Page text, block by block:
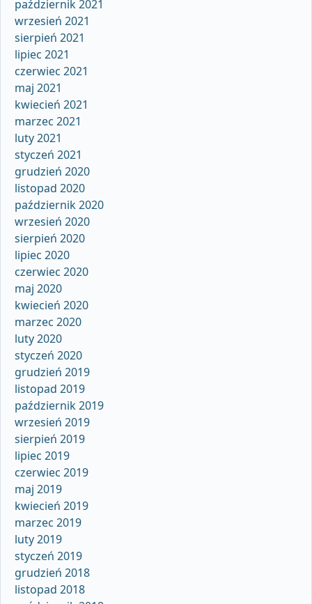
październik 2021
wrzesień 2021
sierpień 2021
lipiec 2021
czerwiec 2021
maj 2021
kwiecień 2021
marzec 2021
luty 2021
styczeń 2021
grudzień 2020
listopad 2020
październik 2020
wrzesień 2020
sierpień 2020
lipiec 2020
czerwiec 2020
maj 2020
kwiecień 2020
marzec 2020
luty 2020
styczeń 2020
grudzień 2019
listopad 2019
październik 2019
wrzesień 2019
sierpień 2019
lipiec 2019
czerwiec 2019
maj 2019
kwiecień 2019
marzec 2019
luty 2019
styczeń 2019
grudzień 2018
listopad 2018